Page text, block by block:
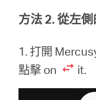
方法 2. 從左
1. 打開
點擊 on
it.